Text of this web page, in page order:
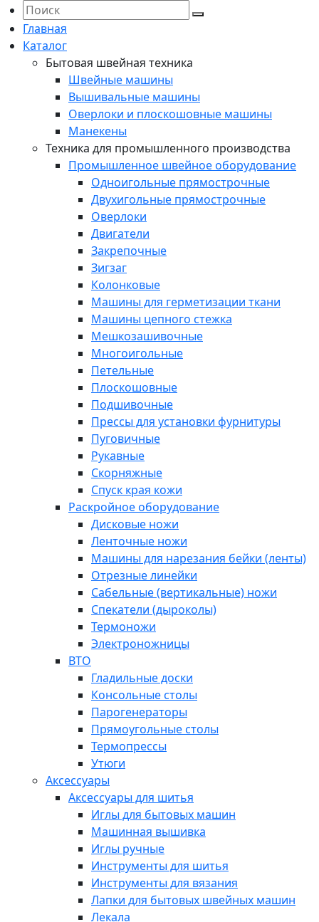
Главная
Каталог
Бытовая швейная техника
Швейные машины
Вышивальные машины
Оверлоки и плоскошовные машины
Манекены
Техника для промышленного производства
Промышленное швейное оборудование
Одноигольные прямострочные
Двухигольные прямострочные
Оверлоки
Двигатели
Закрепочные
Зигзаг
Колонковые
Машины для герметизации ткани
Машины цепного стежка
Мешкозашивочные
Многоигольные
Петельные
Плоскошовные
Подшивочные
Прессы для установки фурнитуры
Пуговичные
Рукавные
Скорняжные
Спуск края кожи
Раскройное оборудование
Дисковые ножи
Ленточные ножи
Машины для нарезания бейки (ленты)
Отрезные линейки
Сабельные (вертикальные) ножи
Спекатели (дыроколы)
Термоножи
Электроножницы
ВТО
Гладильные доски
Консольные столы
Парогенераторы
Прямоугольные столы
Термопрессы
Утюги
Аксессуары
Аксессуары для шитья
Иглы для бытовых машин
Машинная вышивка
Иглы ручные
Инструменты для шитья
Инструменты для вязания
Лапки для бытовых швейных машин
Лекала